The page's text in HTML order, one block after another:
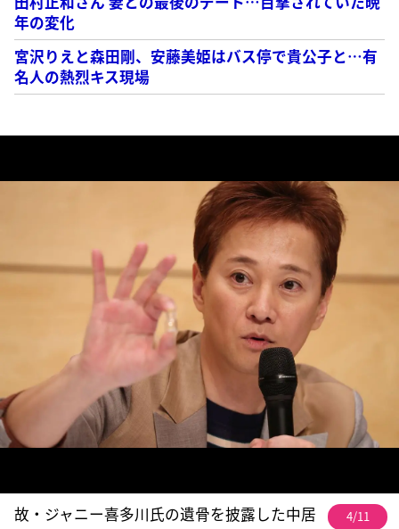
年の変化
宮沢りえと森田剛、安藤美姫はバス停で貴公子と…有
名人の熱烈キス現場
故・ジャニー喜多川氏の遺骨を披露した中居 4/11